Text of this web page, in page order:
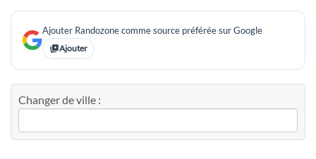
Ajouter Randozone comme source préférée sur Google
Ajouter
Changer de ville :